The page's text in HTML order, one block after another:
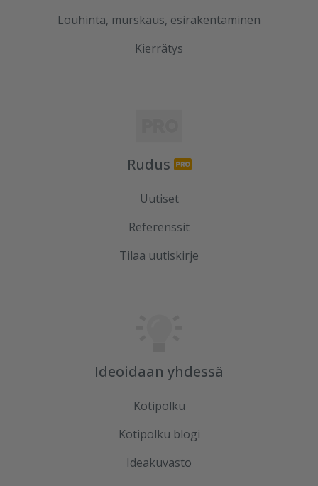
Louhinta, murskaus, esirakentaminen
Kierrätys
Rudus
Uutiset
Referenssit
Tilaa uutiskirje
Ideoidaan yhdessä
Kotipolku
Kotipolku blogi
Ideakuvasto